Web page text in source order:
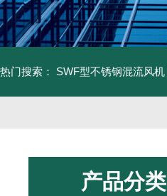
热门搜索： SWF型不锈钢混流风机
产品分类